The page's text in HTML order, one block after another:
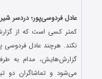
عادل فردوسی‌پور؛ دردسر
کمتر کسی است که از
نکند. هرچند عادل
گزارش‌هایش، مدام به
می‌شود و تماشاگران دو